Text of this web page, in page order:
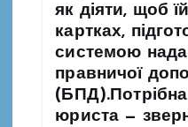
як діяти, щоб
картках,
системою
правничої
(БПД).Потрібна
юриста —